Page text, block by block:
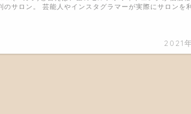
2021
のサロン。 芸能人やインスタグラマーが実際にサロンを